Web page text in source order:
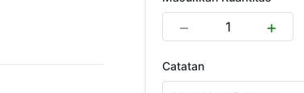
Catatan